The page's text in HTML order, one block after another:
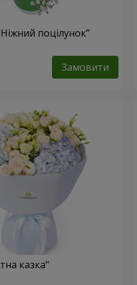
поцілунок”
Замовити
казка"